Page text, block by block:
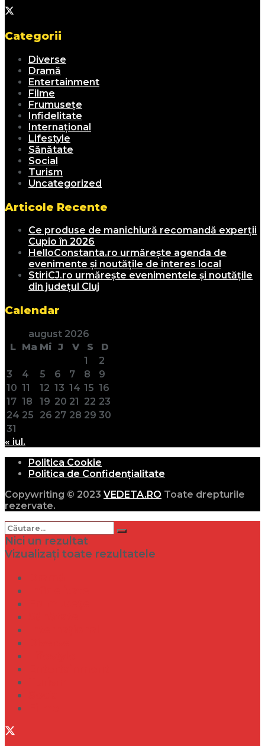
Categorii
Diverse
Dramă
Entertainment
Filme
Frumusețe
Infidelitate
Internațional
Lifestyle
Sănătate
Social
Turism
Uncategorized
Articole Recente
Ce produse de manichiură recomandă experții
Cupio în 2026
HelloConstanta.ro urmărește agenda de
evenimente și noutățile de interes local
StiriCJ.ro urmărește evenimentele și noutățile
din județul Cluj
Calendar
august 2026
L Ma Mi J V S
D
1
2
3
4 5 6 7 8
9
10 11 12 13 14 15 16
17 18 19 20 21 22 23
24 25 26 27 28 29 30
31
« iul.
Politica Cookie
Politica de Confidențialitate
Copywriting © 2023 VEDETA.RO Toate drepturile
rezervate.
Nici un rezultat
Vizualizați toate rezultatele